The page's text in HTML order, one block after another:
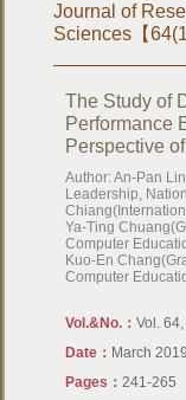
Journal of
Sciences【
The Study of
Performance
Perspective
Author: An-Pan
Leadership,
Ya-Ting
Computer
Kuo-En
Computer
Vol.&No.：Vol.
Date： March 2019
Pages：241-265